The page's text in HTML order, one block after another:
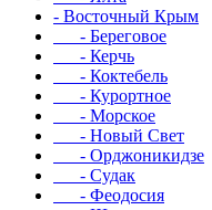
- Восточный Крым
- Береговое
- Керчь
- Коктебель
- Курортное
- Морское
- Новый Свет
- Орджоникидзе
- Судак
- Феодосия